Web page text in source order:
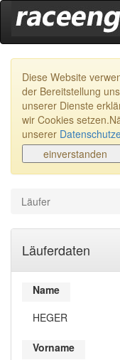
Diese Website
der Bereitstellung
unserer Dienste
wir Cookies
unserer
Läufer
Läuferdaten
Name
HEGER
Vorname